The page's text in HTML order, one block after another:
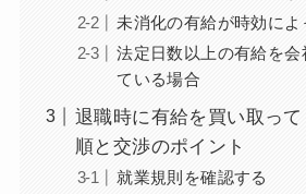
未消化の有給が時効に
法定日数以上の有給を
ている場合
退職時に有給を買い取っ
順と交渉のポイント
就業規則を確認する